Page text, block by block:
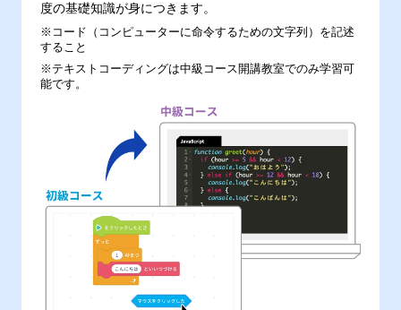
度の基礎知識が身につきます。
※コード（コンピューターに命令するための文字列）を記述
すること
※テキストコーディングは中級コース開講教室でのみ学習可
能です。